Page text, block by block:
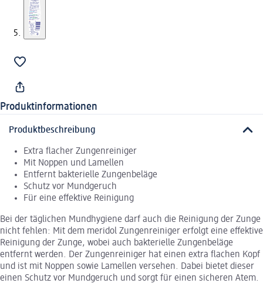
Produktinformationen
Produktbeschreibung
Extra flacher Zungenreiniger
Mit Noppen und Lamellen
Entfernt bakterielle Zungenbeläge
Schutz vor Mundgeruch
Für eine effektive Reinigung
Bei der täglichen Mundhygiene darf auch die Reinigung der Zunge
nicht fehlen: Mit dem meridol Zungenreiniger erfolgt eine effektive
Reinigung der Zunge, wobei auch bakterielle Zungenbeläge
entfernt werden. Der Zungenreiniger hat einen extra flachen Kopf
und ist mit Noppen sowie Lamellen versehen. Dabei bietet dieser
einen Schutz vor Mundgeruch und sorgt für einen sicheren Atem.